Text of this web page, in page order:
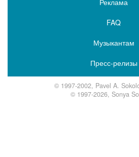
FAQ
Музыкантам
Пресс-релизы
© 1997-2002, Pavel A.
© 1997-2026, Sonya